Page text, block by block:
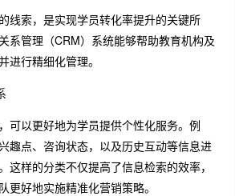
线索，是实现学员转化率提升的关键所
系管理（CRM）系统能够帮助教育机构及
进行精细化管理。
可以更好地为学员提供个性化服务。例
趣点、咨询状态，以及历史互动等信息进
这样的分类不仅提高了信息检索的效率，
更好地实施精准化营销策略。